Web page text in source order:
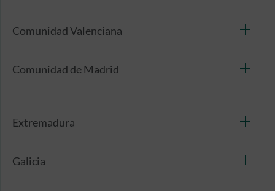
Comunidad Valenciana
Comunidad de Madrid
Extremadura
Galicia